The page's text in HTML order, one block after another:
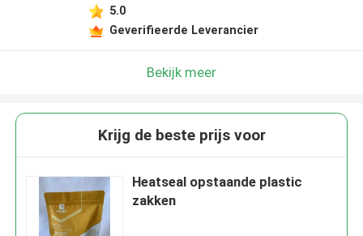
5.0
Geverifieerde Leverancier
Bekijk meer
Krijg de beste prijs voor
Heatseal opstaande plastic
zakken